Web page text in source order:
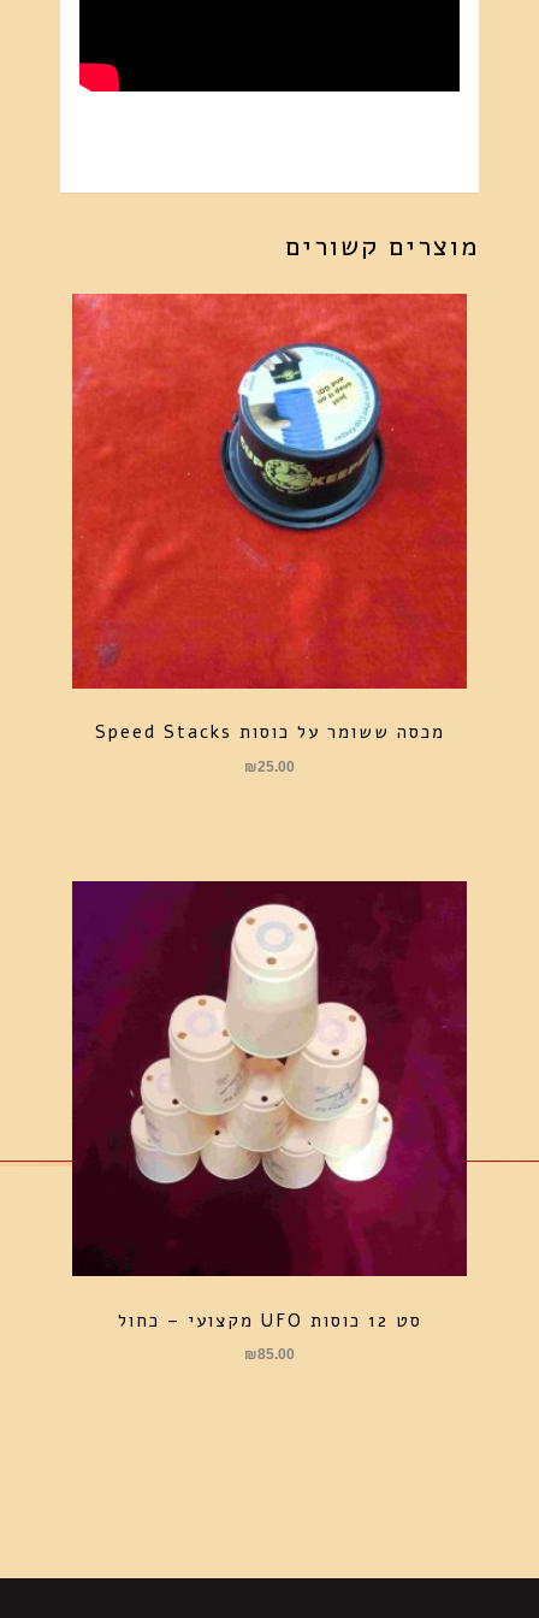
מוצרים קשורים
מכסה ששומר על כוסות Speed Stacks
₪25.00
סט 12 כוסות UFO מקצועי – כחול
₪85.00